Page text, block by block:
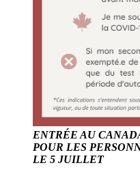
ENTRÉE AU
POUR LES
LE 5 JUILLET